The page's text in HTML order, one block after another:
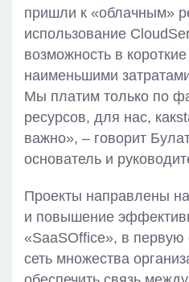
пришли к «облачным»
использование
возможность в
наименьшими
Мы платим только по
ресурсов, для нас,
важно», – говорит
основатель и
Проекты направлены
и повышение
«SaaSOffice», в первую
сеть множества